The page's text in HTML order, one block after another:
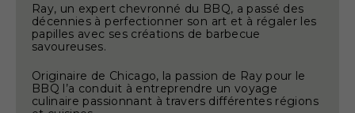
Ray, un expert chevronné du BBQ, a passé des
décennies à perfectionner son art et à régaler les
papilles avec ses créations de barbecue
savoureuses.
Originaire de Chicago, la passion de Ray pour le
BBQ l’a conduit à entreprendre un voyage
culinaire passionnant à travers différentes régions